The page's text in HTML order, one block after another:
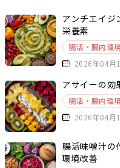
アンチエイジ
栄養素
腸活・腸内環
2026年04月
アサイーの効
腸活・腸内環
2026年04月
腸活味噌汁の
環境改善